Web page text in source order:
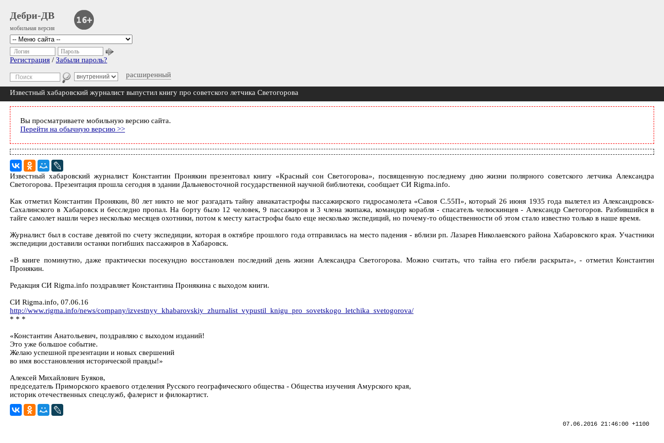
Дебри-ДВ
мобильная версия
расширенный
Логин Пароль
Регистрация / Забыли пароль?
Известный хабаровский журналист выпустил книгу про советского летчика Светогорова
Вы просматриваете мобильную версию сайта.
Перейти на обычную версию >>
Известный хабаровский журналист Константин Пронякин презентовал книгу «Красный сон Светогорова», посвященную последнему дню жизни полярного советского летчика Александра
Светогорова. Презентация прошла сегодня в здании Дальневосточной государственной научной библиотеки, сообщает СИ Rigma.info.
Как отметил Константин Пронякин, 80 лет никто не мог разгадать тайну авиакатастрофы пассажирского гидросамолета «Савоя C.55П», который 26 июня 1935 года вылетел из Александровск-
Сахалинского в Хабаровск и бесследно пропал. На борту было 12 человек, 9 пассажиров и 3 члена экипажа, командир корабля - спасатель челюскинцев - Александр Светогоров. Разбившийся в
тайге самолет нашли через несколько месяцев охотники, потом к месту катастрофы было еще несколько экспедиций, но почему-то общественности об этом стало известно только в наше время.
Журналист был в составе девятой по счету экспедиции, которая в октябре прошлого года отправилась на место падения - вблизи рп. Лазарев Николаевского района Хабаровского края. Участники
экспедиции доставили останки погибших пассажиров в Хабаровск.
«В книге поминутно, даже практически посекундно восстановлен последний день жизни Александра Светогорова. Можно считать, что тайна его гибели раскрыта», - отметил Константин
Пронякин.
Редакция СИ Rigma.info поздравляет Константина Пронякина с выходом книги.
СИ Rigma.info, 07.06.16
http://www.rigma.info/news/company/izvestnyy_khabarovskiy_zhurnalist_vypustil_knigu_pro_sovetskogo_letchika_svetogorova/
* * *
«Константин Анатольевич, поздравляю с выходом изданий!
Это уже большое событие.
Желаю успешной презентации и новых свершений
во имя восстановления исторической правды!»
Алексей Михайлович Буяков,
председатель Приморского краевого отделения Русского географического общества - Общества изучения Амурского края,
историк отечественных спецслужб, фалерист и филокартист.
07.06.2016 21:46:00 +1100